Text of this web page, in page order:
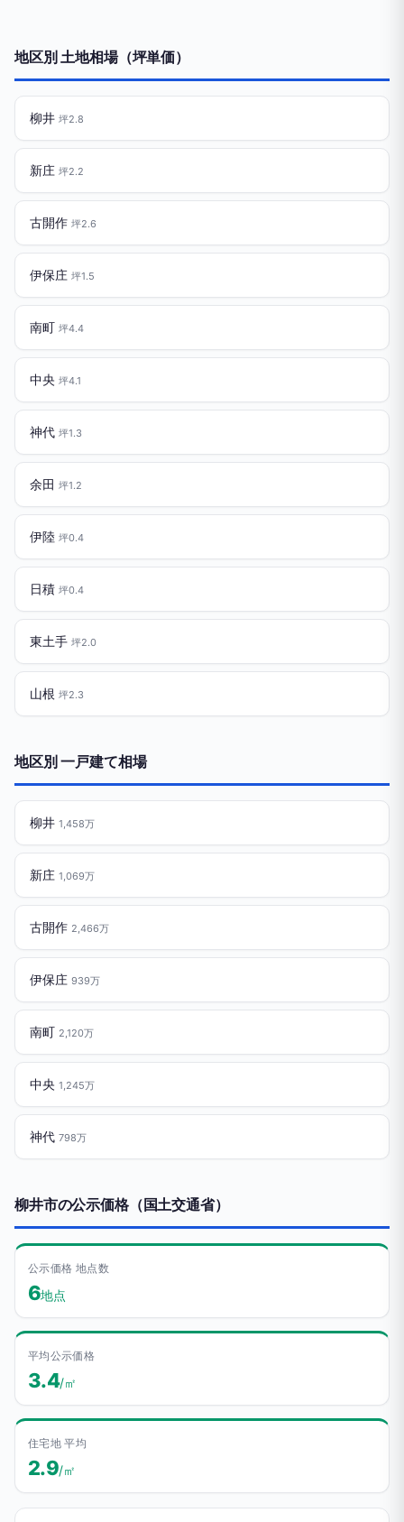
地区別 土地相場（坪単価）
柳井 坪2.8
新庄 坪2.2
古開作 坪2.6
伊保庄 坪1.5
南町 坪4.4
中央 坪4.1
神代 坪1.3
余田 坪1.2
伊陸 坪0.4
日積 坪0.4
東土手 坪2.0
山根 坪2.3
地区別 一戸建て相場
柳井 1,458万
新庄 1,069万
古開作 2,466万
伊保庄 939万
南町 2,120万
中央 1,245万
神代 798万
柳井市の公示価格（国土交通省）
公示価格 地点数
6地点
平均公示価格
3.4/㎡
住宅地 平均
2.9/㎡